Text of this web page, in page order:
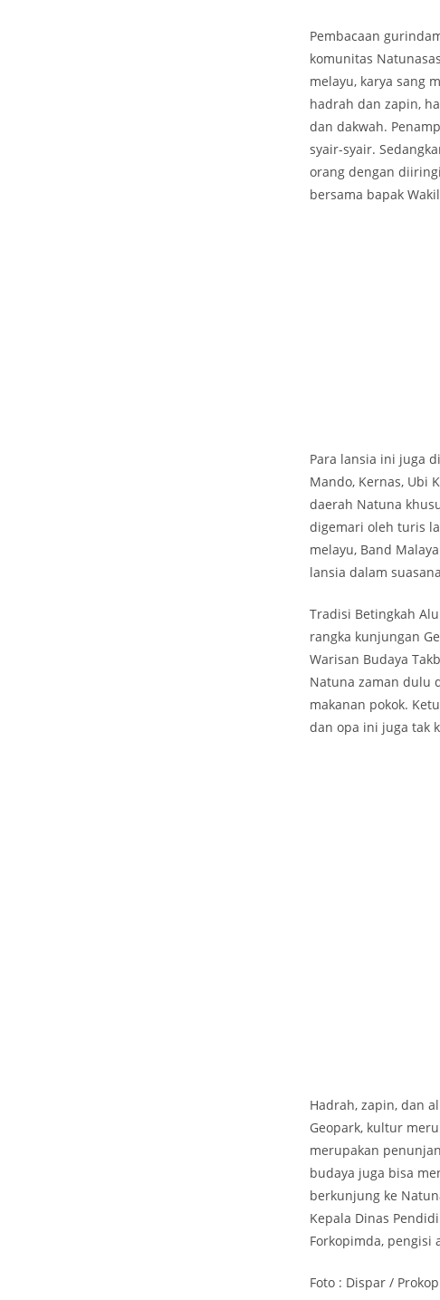
Pembacaan
komunitas
melayu, karya sang
hadrah dan zapin,
dan dakwah.
syair-syair.
orang dengan
bersama bapak
Para lansia ini juga
Mando, Kernas, Ubi
daerah Natuna
digemari oleh turis
melayu, Band
lansia dalam
Tradisi Betingkah
rangka kunjungan
Warisan Budaya
Natuna zaman dulu
makanan pokok.
dan opa ini juga tak
Hadrah, zapin, dan
Geopark, kultur
merupakan
budaya juga bisa
berkunjung ke
Kepala Dinas
Forkopimda, pengisi
Foto : Dispar /